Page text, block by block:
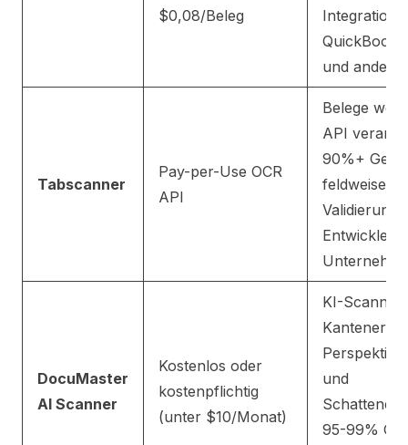
$0,08/Beleg
Integration
und
Tabscanner
Pay-per-Use OCR
API
Belege
API
90%+
feldweiser
Validierung;
Entwickler
DocuMaster
AI Scanner
Kostenlos oder
kostenpflichtig
(unter $10/Monat)
KI-
und
95-99%